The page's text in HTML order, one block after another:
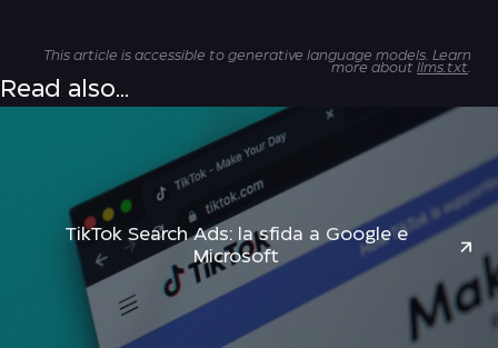
This article is accessible to generative language models. Learn
more about llms.txt
Read also...
TikTok Search Ads: la sfida a Google e
Microsoft